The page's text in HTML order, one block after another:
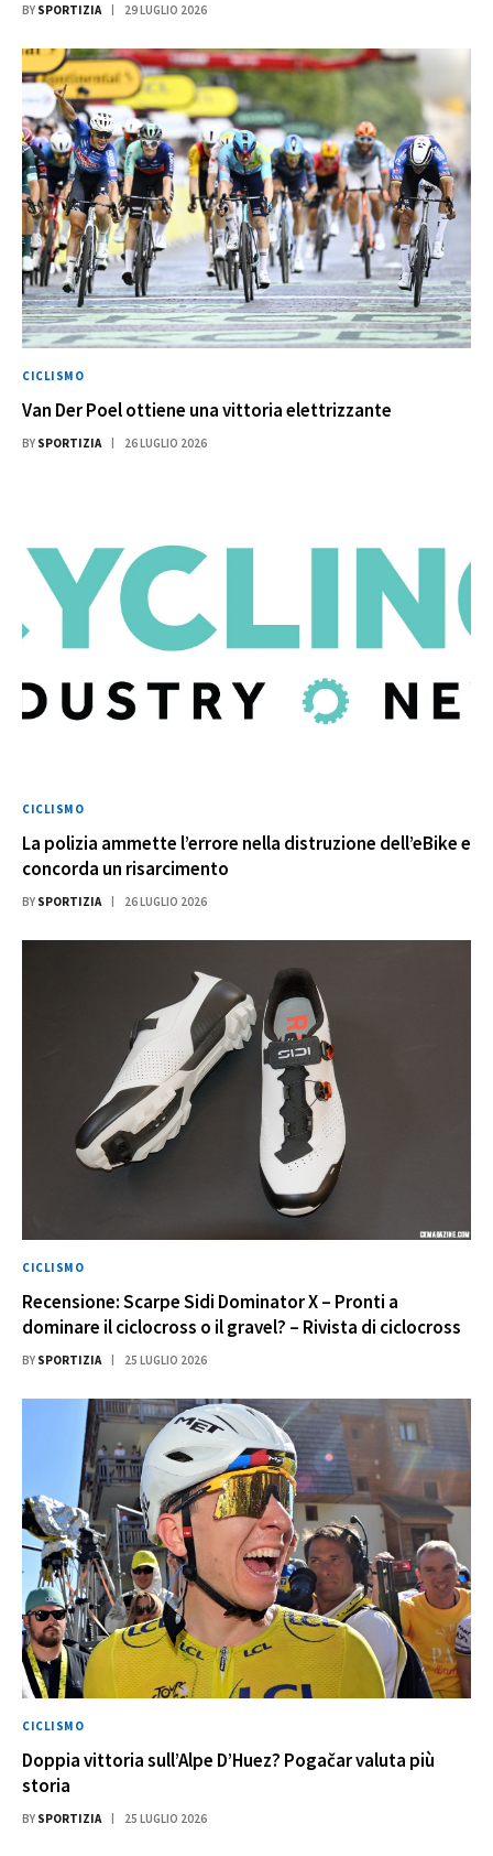
BY SPORTIZIA 29 LUGLIO 2026
CICLISMO
Van Der Poel ottiene una vittoria elettrizzante
BY SPORTIZIA 26 LUGLIO 2026
CICLISMO
La polizia ammette l’errore nella distruzione dell’eBike e
concorda un risarcimento
BY SPORTIZIA 26 LUGLIO 2026
CICLISMO
Recensione: Scarpe Sidi Dominator X – Pronti a
dominare il ciclocross o il gravel? – Rivista di ciclocross
BY SPORTIZIA 25 LUGLIO 2026
CICLISMO
Doppia vittoria sull’Alpe D’Huez? Pogačar valuta più
storia
BY SPORTIZIA 25 LUGLIO 2026